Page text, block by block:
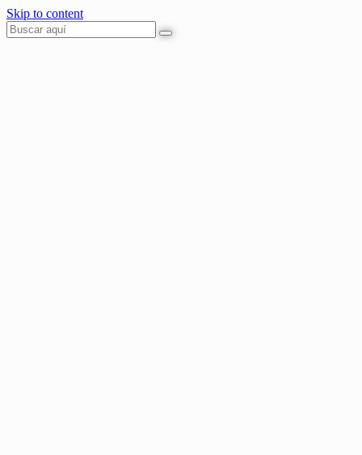
Skip to content